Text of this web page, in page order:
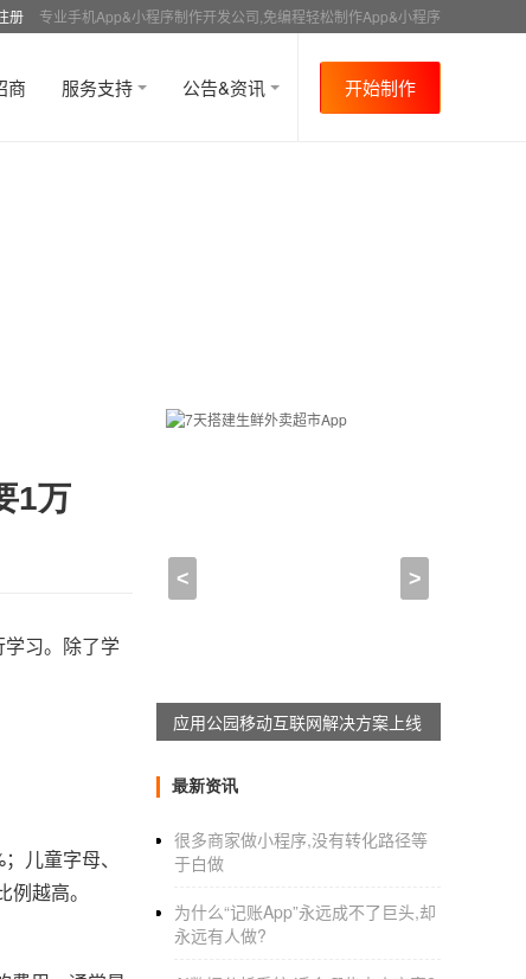
册 专业手机App&小程序制作开发公司,免编程轻松制作App&小程序
商 服务支持 公告&资讯 开始制作
1万
习。除了学
儿童字母、
越高。
< >
7天搭建生鲜外卖超市App
最新资讯
很多商家做小程序,没有转化路径等
于白做
为什么“记账App”永远成不了巨头,却
永远有人做?